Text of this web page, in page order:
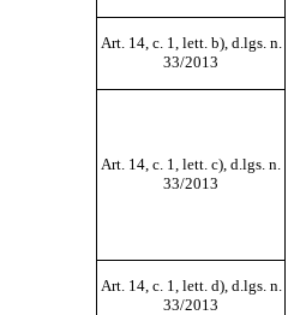
Art. 14, c. 1, lett. b), d.lgs. n.
33/2013
Art. 14, c. 1, lett. c), d.lgs. n.
33/2013
Art. 14, c. 1, lett. d), d.lgs. n.
33/2013